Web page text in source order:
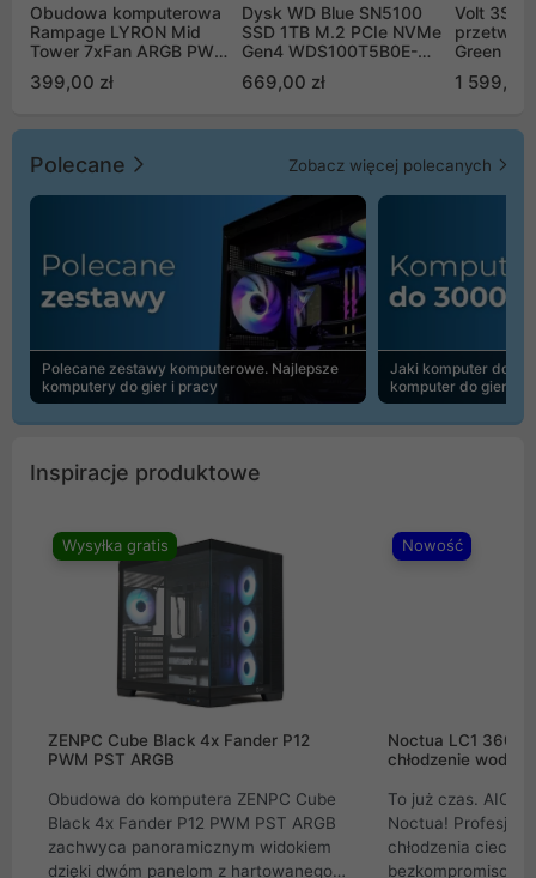
Obudowa komputerowa
Rampage LYRON Mid
Tower 7xFan ARGB PWM
399,00 zł
Dysk WD Blue SN5100
SSD 1TB M.2 PCIe NVMe
Gen4 WDS100T5B0E-
669,00 zł
Volt
Green
1 599,00
Polecane Zobacz więcej polecanych
Polecane zestawy komputerowe. Najlepsze
komputery do gier i pracy
Jaki komputer do
komputer do gier |
Inspiracje produktowe
Wysyłka gratis
ZENPC Cube Black 4x Fander P12
PWM PST ARGB
Obudowa do komputera ZENPC Cube
Black 4x Fander P12 PWM PST ARGB
zachwyca panoramicznym widokiem
dzięki dwóm panelom z hartowanego
Nowość
Noctua LC1
chłodzenie wodne
To już czas. AIO
Noctua!
chłodzenia cieczą